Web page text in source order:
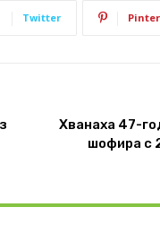
Twitter
Хванаха 47-
шофира с